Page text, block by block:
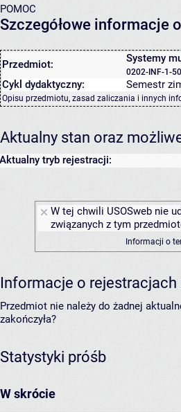
POMOC
Szczegółowe informacje
Przedmiot: Systemy
0202-INF-1-
Cykl dydaktyczny: Semestr
Opisu przedmiotu, zasad zaliczania i innych
Aktualny stan oraz
Aktualny tryb rejestracji:
W tej chwili USOSweb nie
związanych z tym
Informacji o
Informacje o
Przedmiot nie należy do żadnej
zakończyła?
Statystyki próśb
W skrócie